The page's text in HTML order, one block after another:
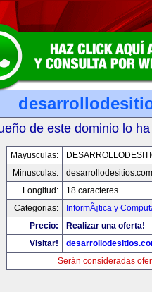
de este dominio lo
Mayusculas:
Minusculas:
desarrollodesitios.com
Longitud:
18 caracteres
Categorias:
InformÃ¡tica y
Precio:
Realizar una oferta!
Visitar!
Serán consideradas